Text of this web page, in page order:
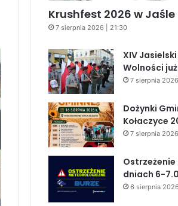
Krushfest 2026 w Jaśle
7 sierpnia 2026 | 21:30
XIV
Wolności
7 sierpnia
Dożynki
Kołaczyce
7 sierpnia
dniach 6-
6 sierpnia